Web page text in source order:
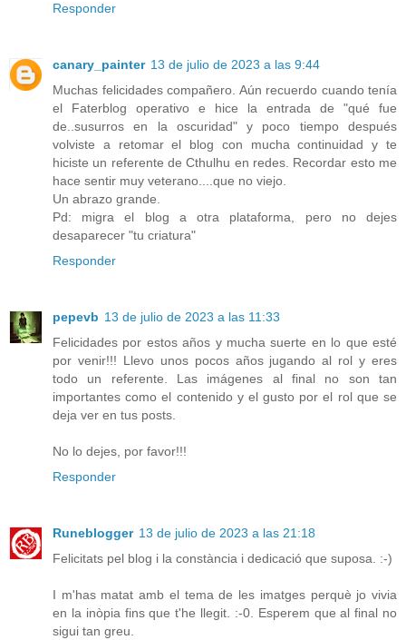
Responder
canary_painter 13 de julio de 2023 a las 9:44
Muchas felicidades compañero. Aún recuerdo cuando tenía
el Faterblog operativo e hice la entrada de "qué fue
de..susurros en la oscuridad" y poco tiempo después
volviste a retomar el blog con mucha continuidad y te
hiciste un referente de Cthulhu en redes. Recordar esto me
hace sentir muy veterano....que no viejo.
Un abrazo grande.
Pd: migra el blog a otra plataforma, pero no dejes
desaparecer "tu criatura"
Responder
pepevb 13 de julio de 2023 a las 11:33
Felicidades por estos años y mucha suerte en lo que esté
por venir!!! Llevo unos pocos años jugando al rol y eres
todo un referente. Las imágenes al final no son tan
importantes como el contenido y el gusto por el rol que se
deja ver en tus posts.
No lo dejes, por favor!!!
Responder
Runeblogger 13 de julio de 2023 a las 21:18
Felicitats pel blog i la constància i dedicació que suposa. :-)
I m'has matat amb el tema de les imatges perquè jo vivia
en la inòpia fins que t'he llegit. :-0. Esperem que al final no
sigui tan greu.